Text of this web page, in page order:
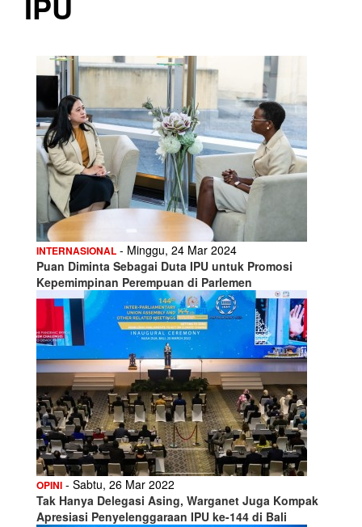
INTERNASIONAL - Minggu, 24 Mar 2024
Puan Diminta Sebagai Duta IPU untuk Promosi
Kepemimpinan Perempuan di Parlemen
OPINI - Sabtu, 26 Mar 2022
Tak Hanya Delegasi Asing, Warganet Juga Kompak
Apresiasi Penyelenggaraan IPU ke-144 di Bali